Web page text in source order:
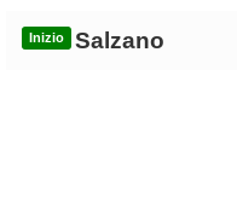
Inizio Salzano